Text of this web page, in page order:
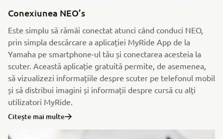
Conexiunea NEO’s
Este simplu să rămâi conectat atunci când conduci NEO,
prin simpla descărcare a aplicației MyRide App de la
Yamaha pe smartphone-ul tău și conectarea acesteia la
scuter. Această aplicație gratuită permite, de asemenea,
să vizualizezi informațiile despre scuter pe telefonul mobil
și să distribui imagini și informații despre cursă cu alți
utilizatori MyRide.
Citește mai multe